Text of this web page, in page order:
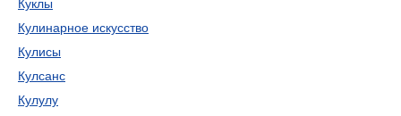
Куклы
Кулинарное искусство
Кулисы
Кулсанс
Кулулу